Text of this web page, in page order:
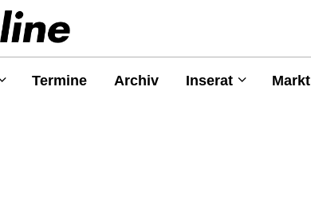
Termine Archiv Inserat Markt